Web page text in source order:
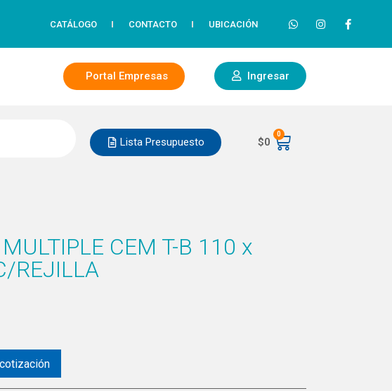
CATÁLOGO CONTACTO UBICACIÓN
Portal Empresas Ingresar
Lista Presupuesto $0
0
CEM T-B 110 x
REJILLA